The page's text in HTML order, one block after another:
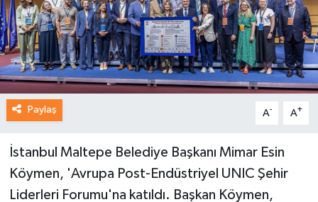
Paylaş A- A+
İstanbul Maltepe Belediye Başkanı Mimar Esin
Köymen, 'Avrupa Post-Endüstriyel UNIC Şehir
Liderleri Forumu'na katıldı. Başkan Köymen,